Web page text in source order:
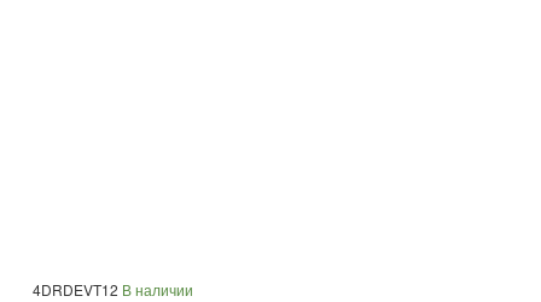
4DRDEVT12 В наличии